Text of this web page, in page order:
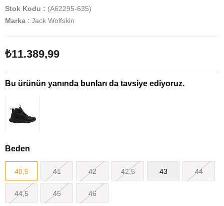
Stok Kodu
(A62295-635)
Marka : Jack Wolfskin
₺11.389,99
Bu ürünün yanında bunları da tavsiye ediyoruz.
Beden
40,5 41 42 42,5 43 44
44,5 45 46